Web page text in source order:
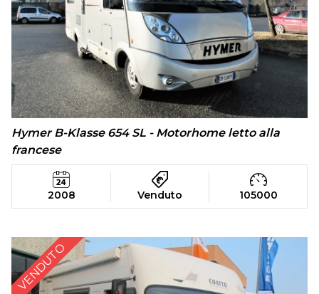
Hymer B-Klasse 654 SL - Motorhome letto alla
francese
2008 Venduto 105000
VENDUTO